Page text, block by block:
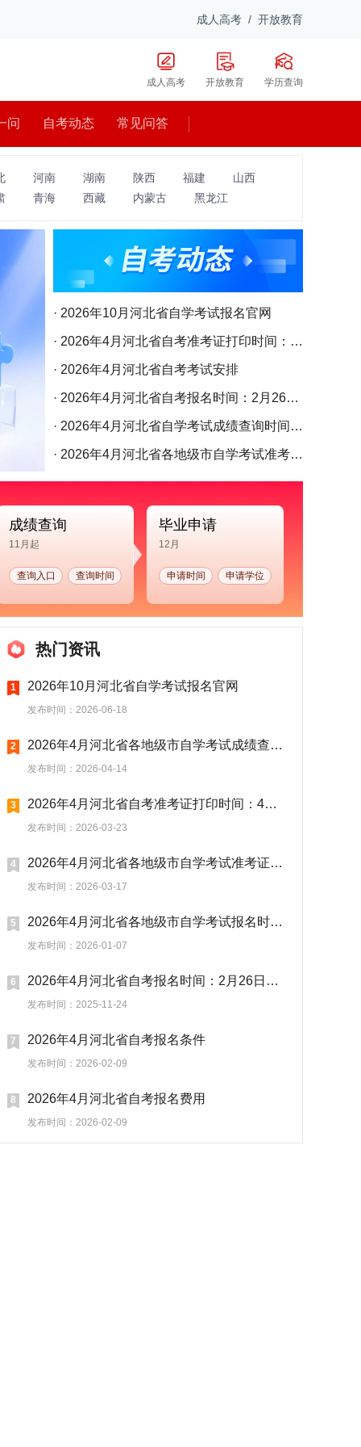
成人高考 / 开放教育
成人高考 开放教育 学历查询
问 自考动态 常见问答
河南 湖南 陕西 福建
山西
青海 西藏 内蒙古 黑龙江
· 2026年10月河北省自学考试报名官网
· 2026年4月河北省自考准考证打印时间：4月2日17时起
· 2026年4月河北省自考考试安排
· 2026年4月河北省自考报名时间：2月26日至3月7日
· 2026年4月河北省自学考试成绩查询时间：5月10日17:00起
· 2026年4月河北省各地级市自学考试准考证打印时间及入口汇总
成绩查询
11月起
查询入口 查询时间
毕业申请
12月
申请时间 申请学位
热门资讯
1 2026年10月河北省自学考试报名官网
发布时间：2026-06-18
2 2026年4月河北省各地级市自学考试成绩查询时间...
发布时间：2026-04-14
3 2026年4月河北省自考准考证打印时间：4月2日17...
发布时间：2026-03-23
4 2026年4月河北省各地级市自学考试准考证打印时...
发布时间：2026-03-17
5 2026年4月河北省各地级市自学考试报名时间及入...
发布时间：2026-01-07
6 2026年4月河北省自考报名时间：2月26日至3月7日
发布时间：2025-11-24
7 2026年4月河北省自考报名条件
发布时间：2026-02-09
8 2026年4月河北省自考报名费用
发布时间：2026-02-09